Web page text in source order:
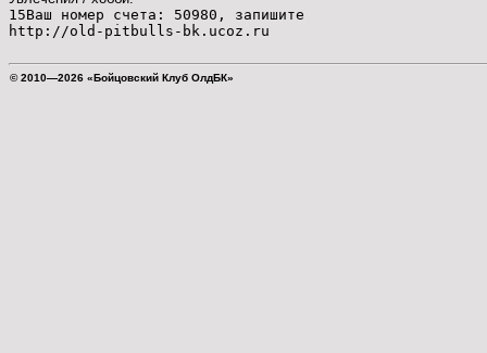
15Ваш номер счета: 50980, запишите
http://old-pitbulls-bk.ucoz.ru
© 2010—2026 «Бойцовский Клуб ОлдБК»